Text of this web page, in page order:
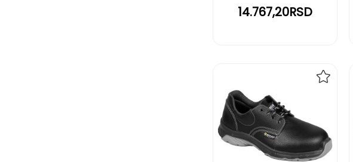
14.767,20RSD
LISTU
ŽELJA